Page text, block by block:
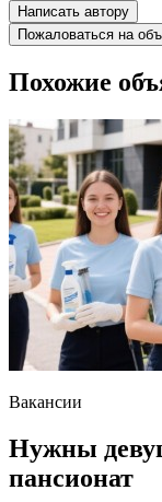
Написать автору
Пожаловаться на
Похожие
Вакансии
Нужны
пансионат